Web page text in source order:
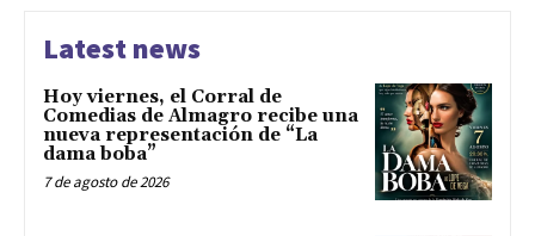
Latest news
Hoy viernes, el Corral de
Comedias de Almagro recibe una
nueva representación de “La
dama boba”
7 de agosto de 2026